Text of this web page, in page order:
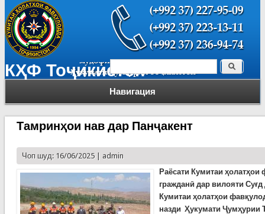
КҲФ Тоҷикистон
Навигация
Форма поиска Поиск
Тамринҳои нав дар Панҷакент
Чоп шуд: 16/06/2025 | admin
Раёсати Кумитаи
гражданӣ дар вилояти
Кумитаи ҳолатҳои
назди Ҳукумати Ҷумҳурии